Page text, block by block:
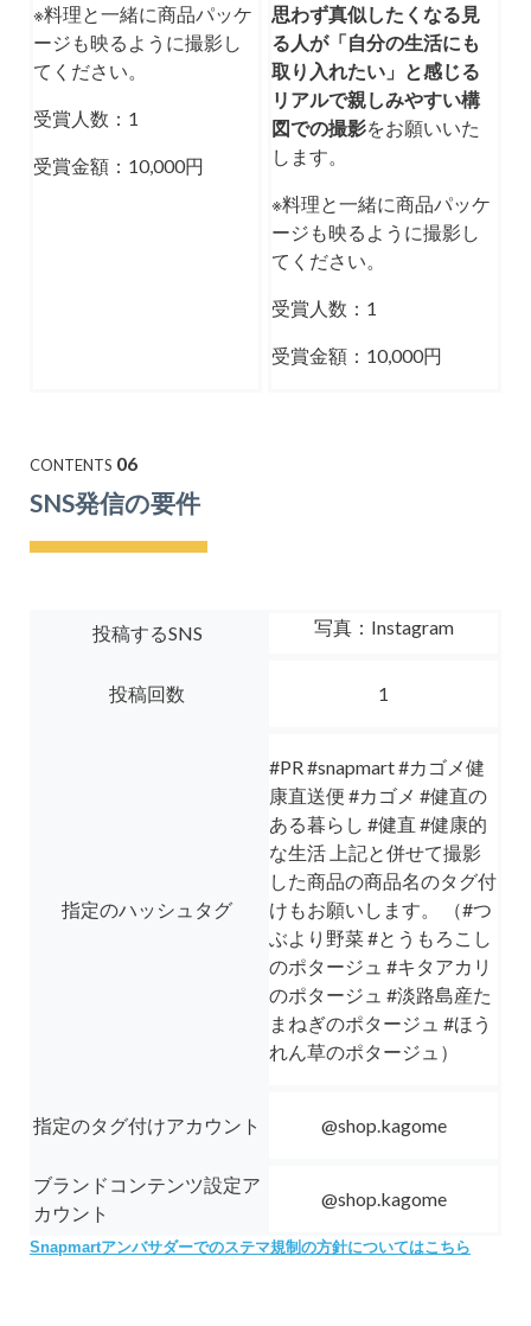
※料理と一緒に商品パッケ
ージも映るように撮影し
てください。
受賞人数：1
受賞金額：10,000円
思わず真似したくなる見
る人が「自分の生活にも
取り入れたい」と感じる
リアルで親しみやすい構
図での撮影をお願いいた
します。
※料理と一緒に商品パッケ
ージも映るように撮影し
てください。
受賞人数：1
受賞金額：10,000円
CONTENTS 06
SNS発信の要件
投稿するSNS 写真：Instagram
投稿回数 1
指定のハッシュタグ
#PR #snapmart #カゴメ健
康直送便 #カゴメ #健直の
ある暮らし #健直 #健康的
な生活 上記と併せて撮影
した商品の商品名のタグ付
けもお願いします。 （#つ
ぶより野菜 #とうもろこし
のポタージュ #キタアカリ
のポタージュ #淡路島産た
まねぎのポタージュ #ほう
れん草のポタージュ）
指定のタグ付けアカウント @shop.kagome
ブランドコンテンツ設定ア
カウント
@shop.kagome
Snapmartアンバサダーでのステマ規制の方針についてはこちら